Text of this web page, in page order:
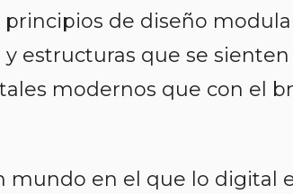
de diseño
estructuras que se sienten
modernos que con el
mundo en el que lo digital